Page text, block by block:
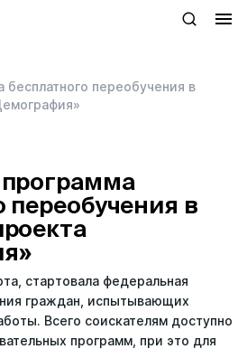
бесплатного переобучения в
переобучения в
стартовала федеральная
граждан, испытывающих
Всего соискателям доступно
программ, при это для